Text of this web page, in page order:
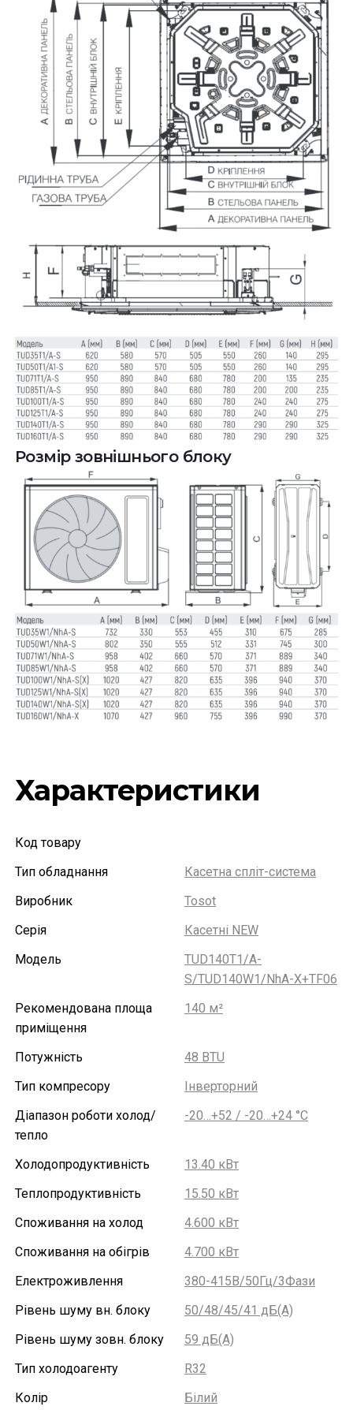
Розмір зовнішнього блоку
Характеристики
Код товару
Тип обладнання
Касетна спліт-система
Виробник
Tosot
Серія
Касетні NEW
Модель
TUD140T1/A-
S/TUD140W1/NhA-X+TF06
Рекомендована площа
приміщення
140 м²
Потужність
48 BTU
Тип компресору
Інверторний
Діапазон роботи холод/
тепло
-20…+52 / -20…+24 °С
Холодопродуктивність
13.40 кВт
Теплопродуктивність
15.50 кВт
Споживання на холод
4.600 кВт
Споживання на обігрів
4.700 кВт
Електроживлення
380-415В/50Гц/3Фази
Рівень шуму вн. блоку
50/48/45/41 дБ(А)
Рівень шуму зовн. блоку
59 дБ(А)
Тип холодоагенту
R32
Колір
Білий